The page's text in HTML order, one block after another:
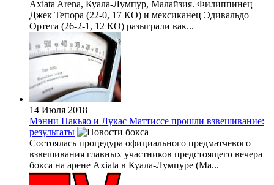
Axiata Arena, Куала-Лумпур, Малайзия. Филиппинец
Джек Тепора (22-0, 17 КО) и мексиканец Эдивальдо
Ортега (26-2-1, 12 КО) разыграли вак...
14 Июля 2018
Мэнни Пакьяо и Лукас Маттиссе прошли взвешивание:
результаты
Состоялась процедура официального предматчевого
взвешивания главных участников предстоящего вечера
бокса на арене Axiata в Куала-Лумпуре (Ма...